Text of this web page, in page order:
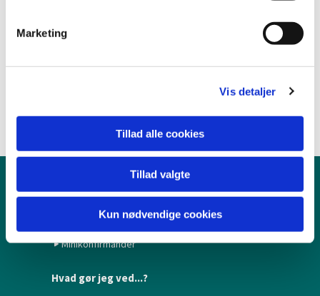
Marketing
Vis detaljer
Tillad alle cookies
Tillad valgte
Kun nødvendige cookies
Børn & Unge
Babysalmesang
Konfirmation/Konfirmander
Minikonfirmander
Hvad gør jeg ved...?